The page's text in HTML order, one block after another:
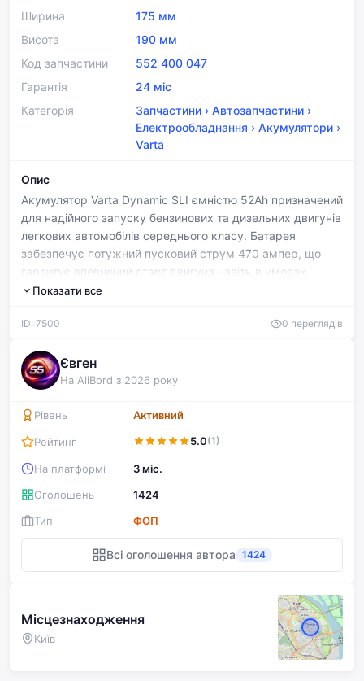
Ширина
175 мм
Висота
190 мм
Код запчастини
552 400 047
Гарантія
24 міс
Категорія
Запчастини › Автозапчастини ›
Електрообладнання › Акумулятори ›
Varta
Опис
Акумулятор Varta Dynamic SLI ємністю 52Ah призначений
для надійного запуску бензинових та дизельних двигунів
легкових автомобілів середнього класу. Батарея
забезпечує потужний пусковий струм 470 ампер, що
гарантує впевнений старт двигуна навіть в умовах
низької температури, та демонструє стабільну роботу
компактні габарити 207x175x190 мм дозволяють легко
європейських автомобілів. Varta Dynamic SLI
вирізняється безпечною конструкцією та тривалим
вибором для водіїв, які цінують якість та надійність. Цей
стартерний акумулятор із номіналом 12V є перевіреною
часом моделлю, яка зберігає свої характеристики в
складних дорожних умовах.
Показати все
ID: 7500 0 переглядів
Євген
На AliBord з 2026 року
Рівень Активний
Рейтинг 5.0(1)
На платформі
3 міс.
Оголошень
1424
Тип
ФОП
Всі оголошення автора 1424
Місцезнаходження
Київ